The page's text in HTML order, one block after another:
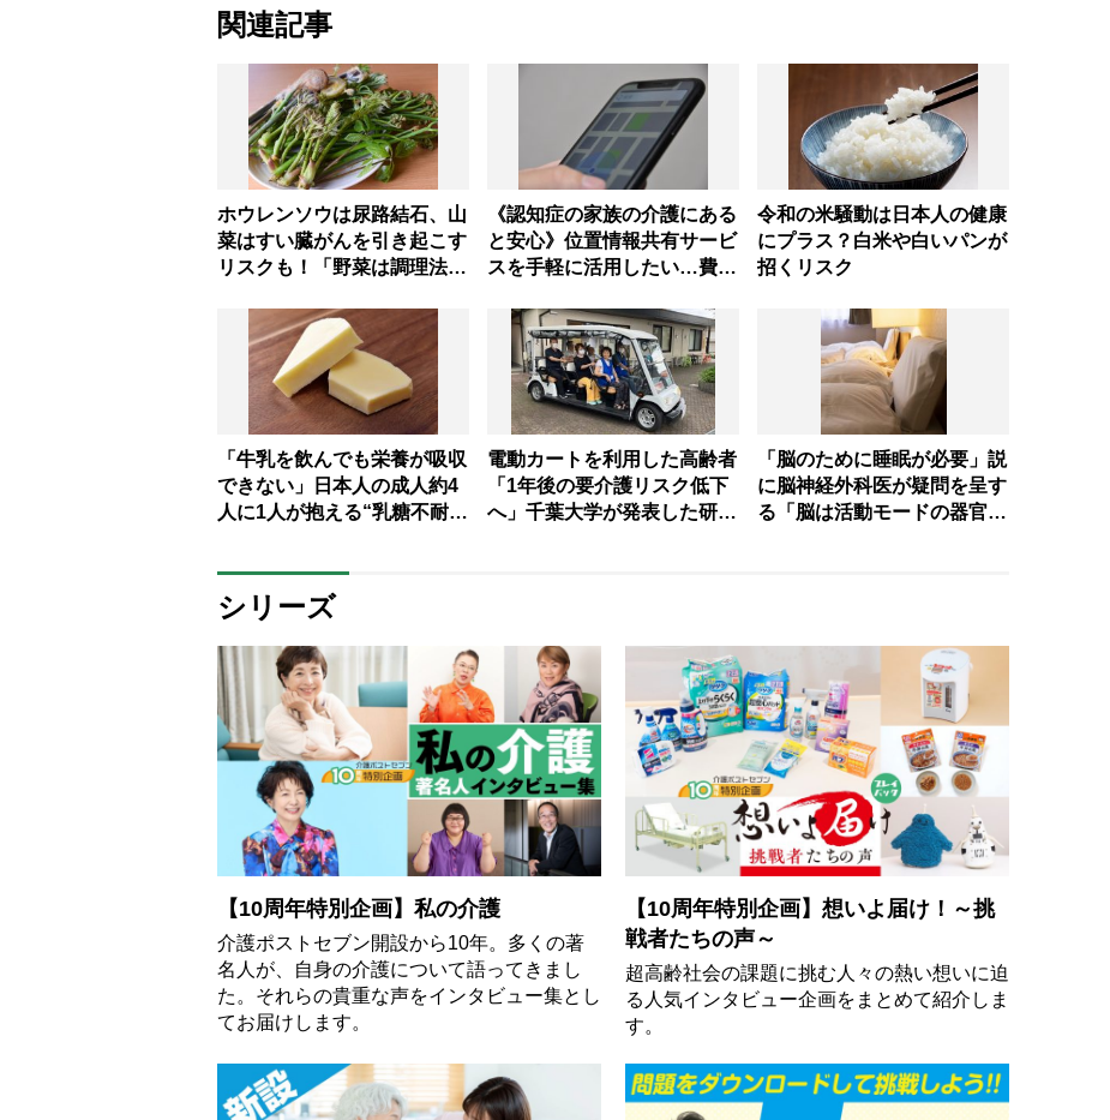
関連記事
ホウレンソウは尿路結石、山
菜はすい臓がんを引き起こす
リスクも！「野菜は調理法に
《認知症の家族の介護にある
と安心》位置情報共有サービ
スを手軽に活用したい…費用
令和の米騒動は日本人の健康
にプラス？白米や白いパンが
招くリスク
「牛乳を飲んでも栄養が吸収
できない」日本人の成人約4
人に1人が抱える“乳糖不耐
おすすめ【医師監修】
電動カートを利用した高齢者
「1年後の要介護リスク低下
へ」千葉大学が発表した研究
「脳のために睡眠が必要」説
に脳神経外科医が疑問を呈す
る「脳は活動モードの器官。
シリーズ
【10周年特別企画】私の介護
介護ポストセブン開設から10年。多くの著
名人が、自身の介護について語ってきまし
た。それらの貴重な声をインタビュー集とし
てお届けします。
【10周年特別企画】想いよ届け！～挑
戦者たちの声～
超高齢社会の課題に挑む人々の熱い想いに迫
る人気インタビュー企画をまとめて紹介しま
す。